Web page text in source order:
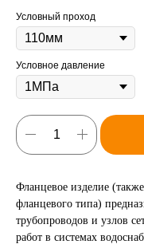
Условный проход
Условное давление
Фланцевое изделие
фланцевого типа)
трубопроводов и узлов
работ в системах